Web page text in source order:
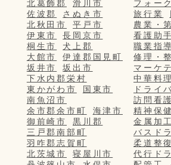
北葛飾郡
滑川市
佐波郡
さぬき市
北秋田市
平戸市
伊東市
長岡京市
桐生市
犬上郡
大館市
伊達郡国見町
坂井市
坂出市
下水内郡栄村
東かがわ市
国東市
南魚沼市
余市郡余市町
海津市
御前崎市
黒川郡
三戸郡南部町
羽咋郡志賀町
北茨城市
寝屋川市
フォー
旅行業
農業・
看護助手
職業指
修理・
マーケ
中華料理
ドライ
訪問看護
精神保
金属加工
バスド
柔道整
代行ド